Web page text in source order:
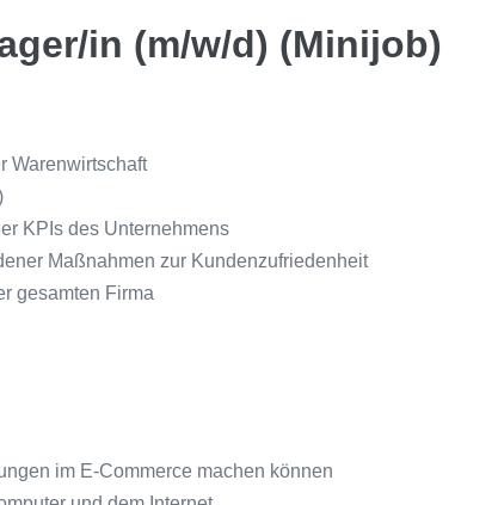
in (m/w/d) (Minijob)
Warenwirtschaft
KPIs des Unternehmens
Maßnahmen zur Kundenzufriedenheit
gesamten Firma
im E-Commerce machen können